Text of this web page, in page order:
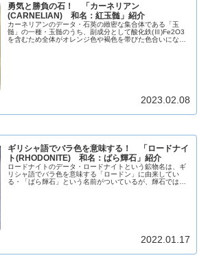
勇気と勝負の石！ 「カーネリアン
(CARNELIAN) 和名：紅玉髄」紹介
カーネリアンのデータ・石英の緻密な集合体である「玉
髄」の一種・玉髄のうち、副成分として酸化鉄(Ⅲ)Fe2O3
を含むため全体がオレンジ色や褐色を帯びた色合いになっ
2023.02.08
ギリシャ語でバラ色を意味する！ 「ロードナイ
ト(RHODONITE) 和名：ばら輝石」紹介
ロードナイトのデータ・ロードナイトという鉱物名は、ギ
リシャ語でバラ色を意味する「ロードン」に由来してい
る・「ばら輝石」という名前がついているが、輝石ではな
2022.01.17